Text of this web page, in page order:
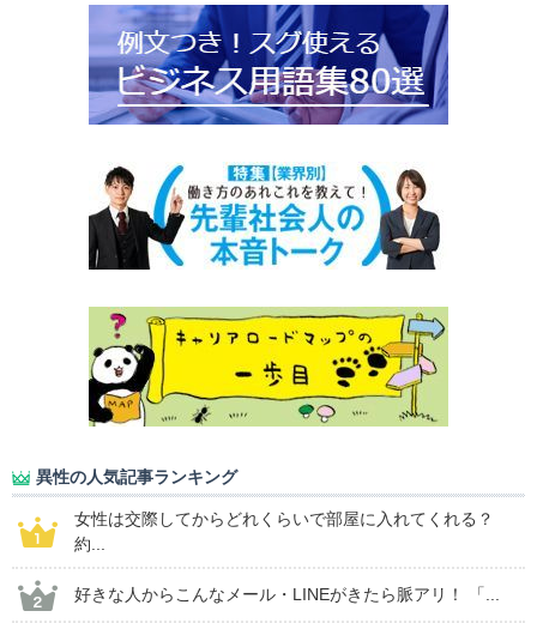
異性の人気記事ランキング
女性は交際してからどれくらいで部屋に入れてくれる？
約...
好きな人からこんなメール・LINEがきたら脈アリ！ 「...